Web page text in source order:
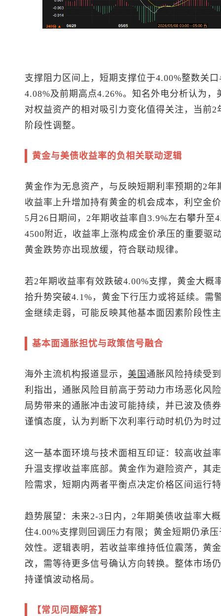
支撑阻力区间 上，短期支撑位于4.00%整数关
4.08%及前期高点4.26%。知名外电分析认为
对权益资产的相对吸引力变化值得关注，当前
阶段性调整。
黄金与美债收益率的负相关联动逻辑
黄金作为无息资产，与反映短期利率预期的2
收益率上升增加持有黄金的机会成本，利空金
5月26日期间，2年期收益率自3.9%左右攀升至
4500附近，收益率上涨构成金价承压的重要驱
黄金跌势亦出现放缓，符合联动规律。
若2年期收益率有效跌破4.00%支撑，黄金大概
拾升势突破4.1%，黄金下行压力或将延续。需
金继续走弱，可能反映其他基本面因素阶段性
基本面通胀担忧与政策信号融合
海外主流机构报道显示， 美国 通胀风险持续受
利指出，通胀风险目前高于劳动力市场恶化风
局势带来的通胀冲击波可能持续，并已波及债
谨慎态度，认为判断下次利率行动时机仍为时
这一基本面环境与技术面相互印证：较高收益
升温支撑收益率底部。黄金作为避险资产，其
险需求，短期内两者平衡点决定价格区间运行
趋势展望：未来2-3日内，2年期美债收益率大
住4.00%支撑则回调压力有限；黄金短期仍承
效性。逻辑表明，若收益率维持低位震荡，黄
改，需等待更多信号确认方向转换。整体市场
持谨慎波动格局。
【常见问题解答】